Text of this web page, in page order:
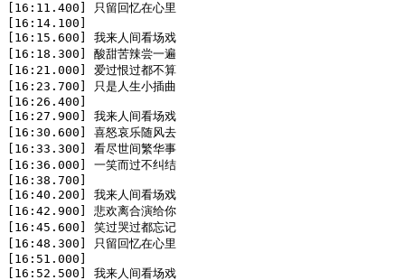
[16:11.400] 只留回忆在心里
[16:14.100]
[16:15.600] 我来人间看场戏
[16:18.300] 酸甜苦辣尝一遍
[16:21.000] 爱过恨过都不算
[16:23.700] 只是人生小插曲
[16:26.400]
[16:27.900] 我来人间看场戏
[16:30.600] 喜怒哀乐随风去
[16:33.300] 看尽世间繁华事
[16:36.000] 一笑而过不纠结
[16:38.700]
[16:40.200] 我来人间看场戏
[16:42.900] 悲欢离合演给你
[16:45.600] 笑过哭过都忘记
[16:48.300] 只留回忆在心里
[16:51.000]
[16:52.500] 我来人间看场戏